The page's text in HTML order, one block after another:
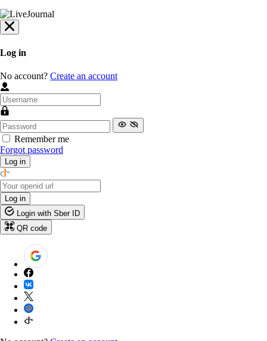
Log in
No account? Create an account
Remember me
Forgot password
Log in
Log in
Login with Sber ID
QR code